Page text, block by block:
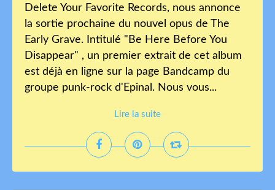
Delete Your Favorite Records, nous annonce
la sortie prochaine du nouvel opus de The
Early Grave. Intitulé "Be Here Before You
Disappear" , un premier extrait de cet album
est déjà en ligne sur la page Bandcamp du
groupe punk-rock d'Epinal. Nous vous...
Lire la suite